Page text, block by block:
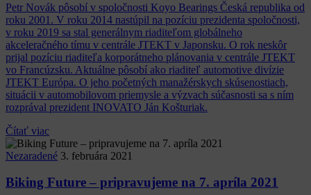
Petr Novák pôsobí v spoločnosti Koyo Bearings Česká republika od
roku 2001. V roku 2014 nastúpil na pozíciu prezidenta spoločnosti,
v roku 2019 sa stal generálnym riaditeľom globálneho
akceleračného tímu v centrále JTEKT v Japonsku. O rok neskôr
prijal pozíciu riaditeľa korporátneho plánovania v centrále JTEKT
vo Francúzsku. Aktuálne pôsobí ako riaditeľ automotive divízie
JTEKT Európa. O jeho početných manažérskych skúsenostiach,
situácii v automobilovom priemysle a výzvach súčasnosti sa s ním
rozprával prezident INOVATO Ján Košturiak.
Čítať viac
Nezaradené 3. februára 2021
Biking Future – pripravujeme na 7. apríla 2021